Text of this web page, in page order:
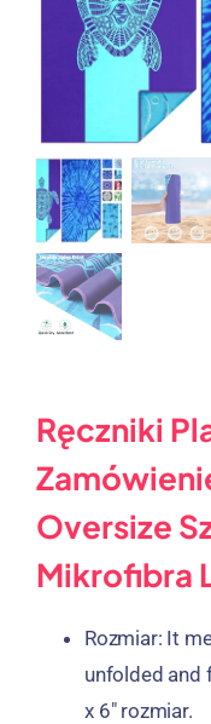
Ręczniki
Oversize
Mikrofibra
Rozmiar: It
unfolded and
x 6″ rozmiar.